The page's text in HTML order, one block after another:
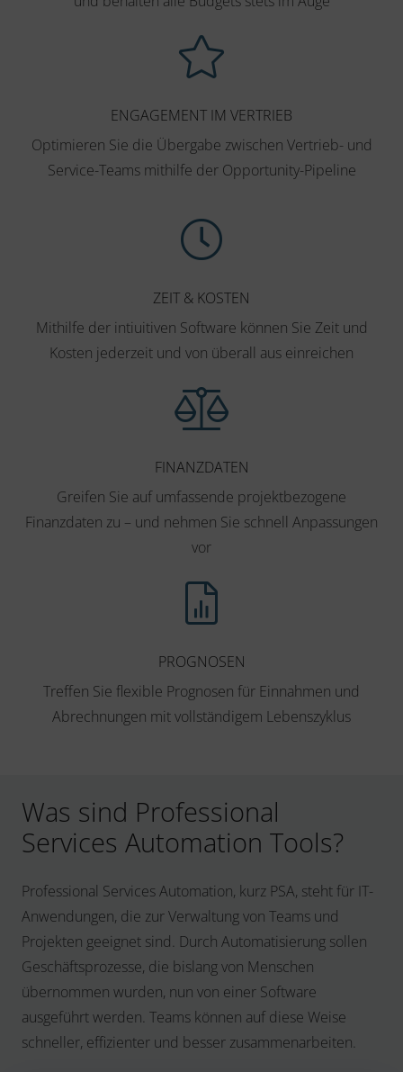
ENGAGEMENT IM VERTRIEB
Optimieren Sie die Übergabe zwischen Vertrieb- und
Service-Teams mithilfe der Opportunity-Pipeline
ZEIT & KOSTEN
Mithilfe der intiuitiven Software können Sie Zeit und
Kosten jederzeit und von überall aus einreichen
FINANZDATEN
Greifen Sie auf umfassende projektbezogene
Finanzdaten zu – und nehmen Sie schnell Anpassungen
vor
PROGNOSEN
Treffen Sie flexible Prognosen für Einnahmen und
Abrechnungen mit vollständigem Lebenszyklus
Was sind Professional
Services Automation Tools?
Professional Services Automation, kurz PSA, steht für IT-
Anwendungen, die zur Verwaltung von Teams und
Projekten geeignet sind. Durch Automatisierung sollen
Geschäftsprozesse, die bislang von Menschen
übernommen wurden, nun von einer Software
ausgeführt werden. Teams können auf diese Weise
schneller, effizienter und besser zusammenarbeiten.